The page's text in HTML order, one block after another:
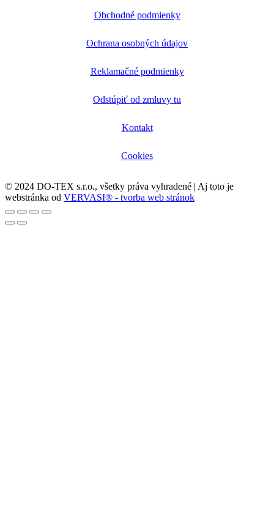
Obchodné podmienky
Ochrana osobných údajov
Reklamačné podmienky
Odstúpiť od zmluvy tu
Kontakt
Cookies
© 2024 DO-TEX s.r.o., všetky práva vyhradené | Aj toto je
webstránka od VERVASI® - tvorba web stránok